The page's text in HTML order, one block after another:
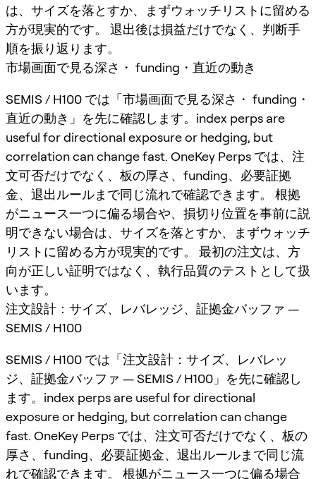
は、サイズを落とすか、まずウォッチリストに留める
方が現実的です。 退出後は損益だけでなく、判断手
順を振り返ります。
市場画面で見る深さ・ funding・直近の動き
SEMIS / H100 では「市場画面で見る深さ・ funding・
直近の動き」を先に確認します。index perps are
useful for directional exposure or hedging, but
correlation can change fast. OneKey Perps では、注
文可否だけでなく、板の厚さ、funding、必要証拠
金、退出ルールまで同じ流れで確認できます。 根拠
がニュース一つに偏る場合や、損切り位置を事前に説
明できない場合は、サイズを落とすか、まずウォッチ
リストに留める方が現実的です。 最初の注文は、方
向が正しい証明ではなく、執行品質のテストとして扱
います。
注文設計：サイズ、レバレッジ、証拠金バッファ —
SEMIS / H100
SEMIS / H100 では「注文設計：サイズ、レバレッ
ジ、証拠金バッファ — SEMIS / H100」を先に確認し
ます。index perps are useful for directional
exposure or hedging, but correlation can change
fast. OneKey Perps では、注文可否だけでなく、板の
厚さ、funding、必要証拠金、退出ルールまで同じ流
れで確認できます。 根拠がニュース一つに偏る場合